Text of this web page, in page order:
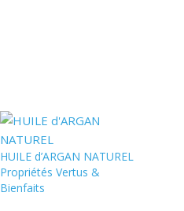
HUILE d’ARGAN NATUREL
Propriétés Vertus &
Bienfaits